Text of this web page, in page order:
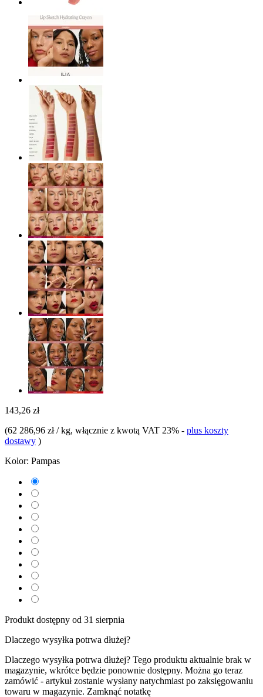
143,26 zł
(62 286,96 zł / kg, włącznie z kwotą VAT 23% - plus koszty
dostawy )
Kolor: Pampas
Produkt dostępny od 31 sierpnia
Dlaczego wysyłka potrwa dłużej?
Dlaczego wysyłka potrwa dłużej? Tego produktu aktualnie brak w
magazynie, wkrótce będzie ponownie dostępny. Można go teraz
zamówić - artykuł zostanie wysłany natychmiast po zaksięgowaniu
towaru w magazynie. Zamknąć notatkę